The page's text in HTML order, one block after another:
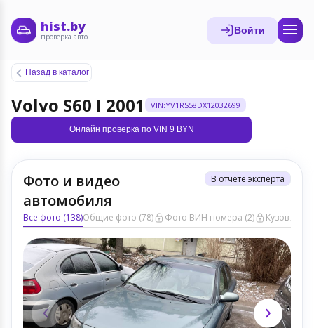
hist.by
проверка авто
Войти
Назад в каталог
Volvo S60 I 2001 VIN:YV1RS58DX12032699
Онлайн проверка по VIN 9 BYN
Фото и видео
автомобиля
В отчёте эксперта
Все фото (138)Общие фото (78) Фото ВИН номера (2) Кузов ЛКП